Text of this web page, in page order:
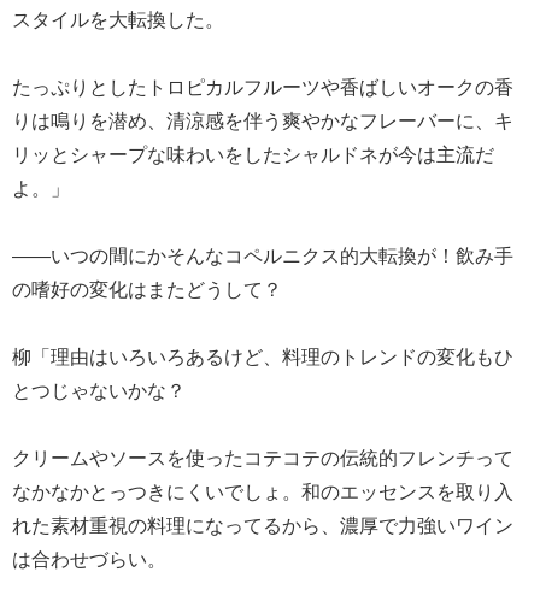
スタイルを大転換した。
たっぷりとしたトロピカルフルーツや香ばしいオークの香
りは鳴りを潜め、清涼感を伴う爽やかなフレーバーに、キ
リッとシャープな味わいをしたシャルドネが今は主流だ
よ。」
――いつの間にかそんなコペルニクス的大転換が！飲み手
の嗜好の変化はまたどうして？
柳「理由はいろいろあるけど、料理のトレンドの変化もひ
とつじゃないかな？
クリームやソースを使ったコテコテの伝統的フレンチって
なかなかとっつきにくいでしょ。和のエッセンスを取り入
れた素材重視の料理になってるから、濃厚で力強いワイン
は合わせづらい。